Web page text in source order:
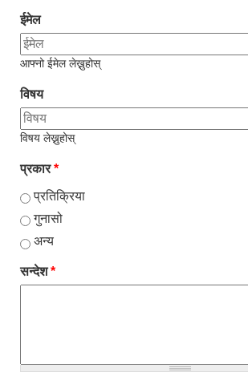
ईमेल
आफ्नो ईमेल लेख्नुहोस्
विषय
विषय लेख्नुहोस्
प्रकार*
प्रतिक्रिया
गुनासो
अन्य
सन्देश*